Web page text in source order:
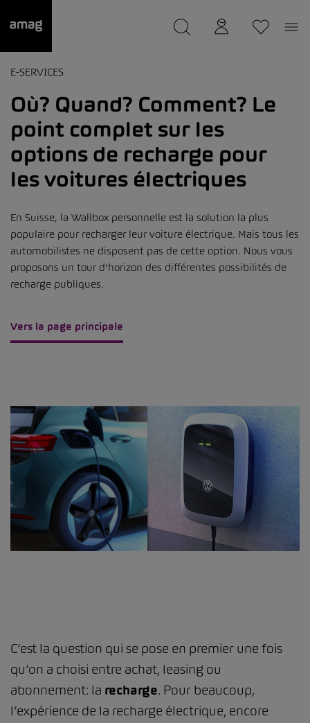
E-SERVICES
Où? Quand? Comment? Le
point complet sur les
options de recharge pour
les voitures électriques
En Suisse, la Wallbox personnelle est la solution la plus
populaire pour recharger leur voiture électrique. Mais tous les
automobilistes ne disposent pas de cette option. Nous vous
proposons un tour d’horizon des différentes possibilités de
recharge publiques.
Vers la page principale
C’est la question qui se pose en premier une fois
qu’on a choisi entre achat, leasing ou
abonnement: la recharge. Pour beaucoup,
l’expérience de la recharge électrique, encore